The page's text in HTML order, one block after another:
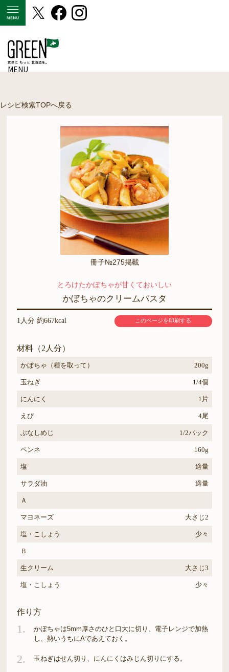
MENU
レシピ検索TOPへ戻る
冊子№275掲載
とろけたかぼちゃが甘くておいしい
かぼちゃのクリームパスタ
1人分 約667kcal このページを印刷する
材料（2人分）
かぼちゃ（種を取って） 200g
玉ねぎ 1/4個
にんにく 1片
えび 4尾
ぶなしめじ 1/2パック
ペンネ 160g
塩 適量
サラダ油 適量
Ａ
マヨネーズ 大さじ2
塩・こしょう 少々
Ｂ
生クリーム 大さじ3
塩・こしょう 少々
作り方
1.
かぼちゃは5mm厚さのひと口大に切り、電子レンジで加熱
し、熱いうちにAであえておく。
2. 玉ねぎはせん切り、にんにくはみじん切りにする。